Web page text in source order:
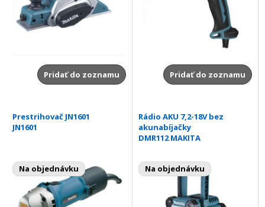
Pridať do zoznamu Pridať do zoznamu
Prestrihovač JN1601
JN1601
Na objednávku
Rádio AKU 7,2-18V bez
akunabíjačky
DMR112 MAKITA
Na objednávku